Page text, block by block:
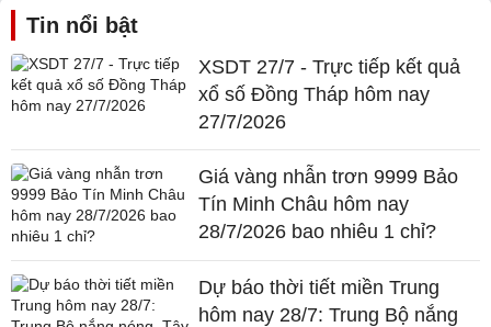
Tin nổi bật
XSDT 27/7 - Trực tiếp kết quả
xổ số Đồng Tháp hôm nay
27/7/2026
Giá vàng nhẫn trơn 9999 Bảo
Tín Minh Châu hôm nay
28/7/2026 bao nhiêu 1 chỉ?
Dự báo thời tiết miền Trung
hôm nay 28/7: Trung Bộ nắng